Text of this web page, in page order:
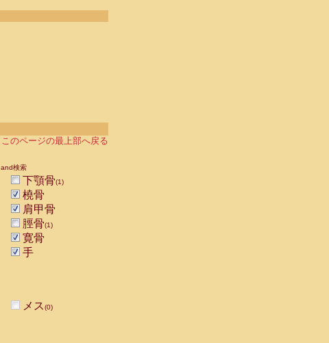
のページの最上部へ戻る
検索
下顎骨(1)
橈骨
肩甲骨
脛骨(1)
寛骨
手
メス(0)